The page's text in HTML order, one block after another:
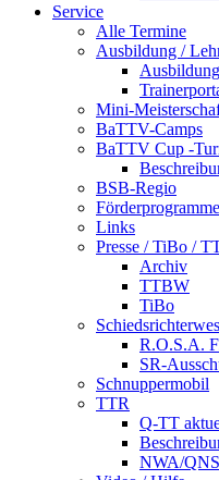
Service
Alle Termine
Ausbildung /
Mini-
BaTTV-Camps
BaTTV Cup -
BSB-Regio
Förderprogramme
Links
Presse / TiBo /
Archiv
TTBW
TiBo
R.O.S.A.
SR-
Schnuppermobil
TTR
Q-TT
NWA/